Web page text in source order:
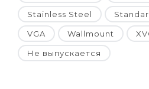
Stainless Steel
VGA Wallmount
Не выпускается